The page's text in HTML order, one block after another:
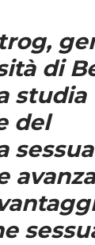
di
studia
del